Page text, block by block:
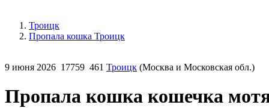
Троицк
Пропала кошка Троицк
9 июня 2026 17759 461 Троицк (Москва и Московская обл.)
Пропала кошка кошечка